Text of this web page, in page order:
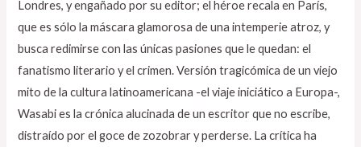
Londres, y engañado por su editor; el héroe recala en París,
que es sólo la máscara glamorosa de una intemperie atroz, y
busca redimirse con las únicas pasiones que le quedan: el
fanatismo literario y el crimen. Versión tragicómica de un viejo
mito de la cultura latinoamericana -el viaje iniciático a Europa-,
Wasabi es la crónica alucinada de un escritor que no escribe,
distraído por el goce de zozobrar y perderse. La crítica ha